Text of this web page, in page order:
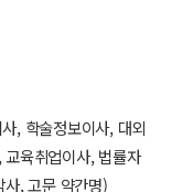
, 학술정보이사, 대외
육취업이사, 법률자
, 고문 약간명)